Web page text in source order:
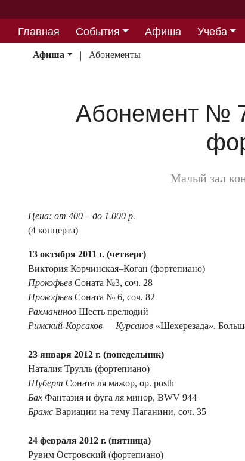
Главная События Афиша Учеба
Партнерство
Афиша Абонементы
Абонемент №
Малый зал
Цена: от 400 – до 1.000 р.
(4 концерта)
13 октября 2011 г. (четверг)
Виктория Корчинская–Коган (фортепиано)
Прокофьев Соната №3, соч. 28
Прокофьев Соната № 6, соч. 82
Рахманинов Шесть прелюдий
Римский-Корсаков — Курсанов «Шехерезада».
23 января 2012 г. (понедельник)
Наталия Трулль (фортепиано)
Шуберт Соната ля мажор, op. рosth
Бах Фантазия и фуга ля минор, BWV 944
Брамс Вариации на тему Паганини, соч. 35
24 февраля 2012 г. (пятница)
Рувим Островский (фортепиано)